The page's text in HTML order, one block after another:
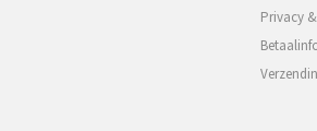
Privacy